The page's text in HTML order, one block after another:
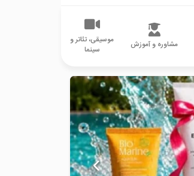
مشاوره و آموزش
موسیقی، تئاتر و
سینما